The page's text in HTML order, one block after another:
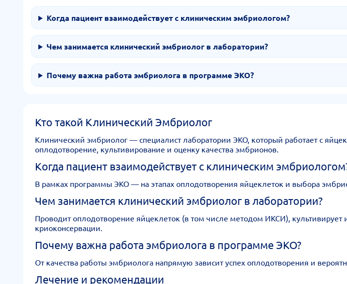
Когда пациент взаимодействует с клиническим эмбриологом?
Чем занимается клинический эмбриолог в лаборатории?
Почему важна работа эмбриолога в программе ЭКО?
Кто такой Клинический Эмбриолог
Клинический эмбриолог — специалист лаборатории ЭКО, который работает с
оплодотворение, культивирование и оценку качества эмбрионов.
Когда пациент взаимодействует с клиническим
В рамках программы ЭКО — на этапах оплодотворения яйцеклеток и выбора
Чем занимается клинический эмбриолог в лаборатории?
Проводит оплодотворение яйцеклеток (в том числе методом ИКСИ), культивирует
криоконсервации.
Почему важна работа эмбриолога в программе ЭКО?
От качества работы эмбриолога напрямую зависит успех оплодотворения и
Лечение и рекомендации